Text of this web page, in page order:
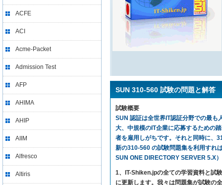
ACFE
ACI
Acme-Packet
Admission Test
AFP
AHIMA
AHIP
AIIM
Alfresco
Altiris
SUN 310-560 試験の問題と解答
試験概要
SUN 認証は全世界IT認証分野での最
大、中規模のIT企業に応募するための
者を雇用しがちです。それと同時に、
新の310-560 の試験問題集を利用す
SUN ONE DIRECTORY SERVER 5.X
1、IT-Shiken.jpの全ての学習資料と試
に更新します。我々は問題集が試験の